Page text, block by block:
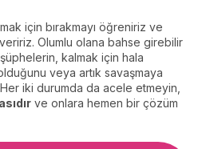
için bırakmayı öğreniriz ve
Olumlu olana bahse girebilir
kalmak için hala
veya artık savaşmaya
iki durumda da acele etmeyin,
ve onlara hemen bir çözüm